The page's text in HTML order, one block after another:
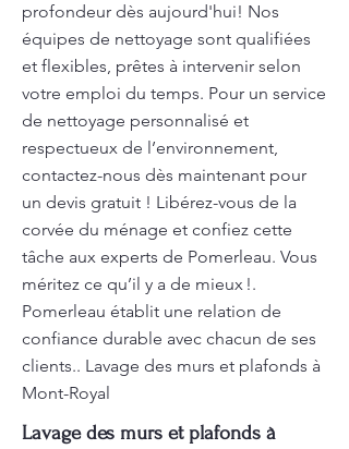
profondeur dès aujourd'hui! Nos
équipes de nettoyage sont qualifiées
et flexibles, prêtes à intervenir selon
votre emploi du temps. Pour un service
de nettoyage personnalisé et
respectueux de l’environnement,
contactez-nous dès maintenant pour
un devis gratuit ! Libérez-vous de la
corvée du ménage et confiez cette
tâche aux experts de Pomerleau. Vous
méritez ce qu’il y a de mieux !.
Pomerleau établit une relation de
confiance durable avec chacun de ses
clients.. Lavage des murs et plafonds à
Mont-Royal
Lavage des murs et plafonds à